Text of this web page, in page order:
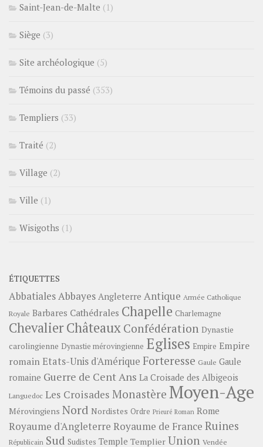
Saint-Jean-de-Malte (1)
Siège (3)
Site archéologique (5)
Témoins du passé (353)
Templiers (33)
Traité (2)
Village (2)
Ville (1)
Wisigoths (1)
ÉTIQUETTES
Abbatiales Abbayes Angleterre Antique Armée Catholique
Royale Barbares Cathédrales Chapelle Charlemagne
ChevalierChâteauxConfédération Dynastie
carolingienne Dynastie mérovingienne Eglises Empire Empire
romainEtats-Unis d'Amérique Forteresse Gaule Gaule
romaine Guerre de Cent Ans La Croisade des Albigeois
Languedoc Les Croisades Monastère Moyen-Age
Mérovingiens Nord Nordistes Ordre Prieuré Roman Rome
Royaume d'Angleterre Royaume de France Ruines
Républicain Sud Sudistes Temple Templier Union Vendée